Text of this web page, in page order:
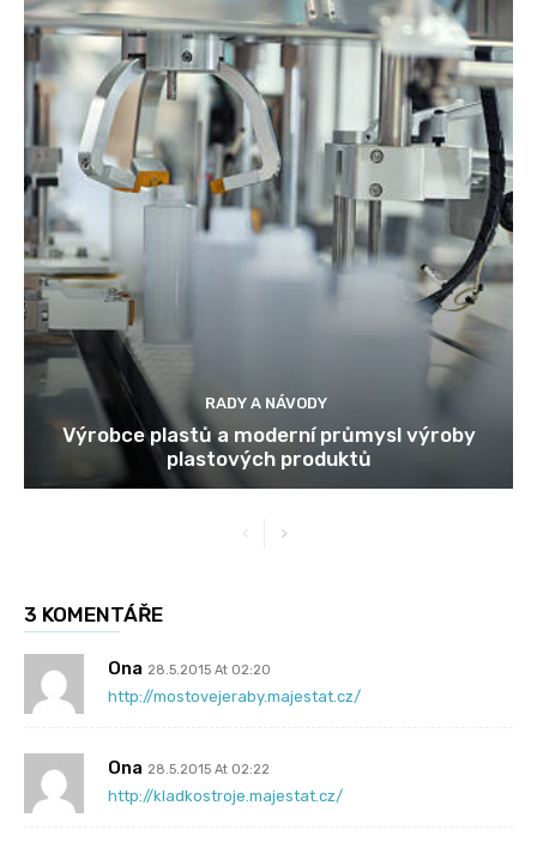
RADY A NÁVODY
Výrobce plastů a moderní průmysl výroby
plastových produktů
3 KOMENTÁŘE
Ona 28.5.2015 At 02:20
http://mostovejeraby.majestat.cz/
Ona 28.5.2015 At 02:22
http://kladkostroje.majestat.cz/